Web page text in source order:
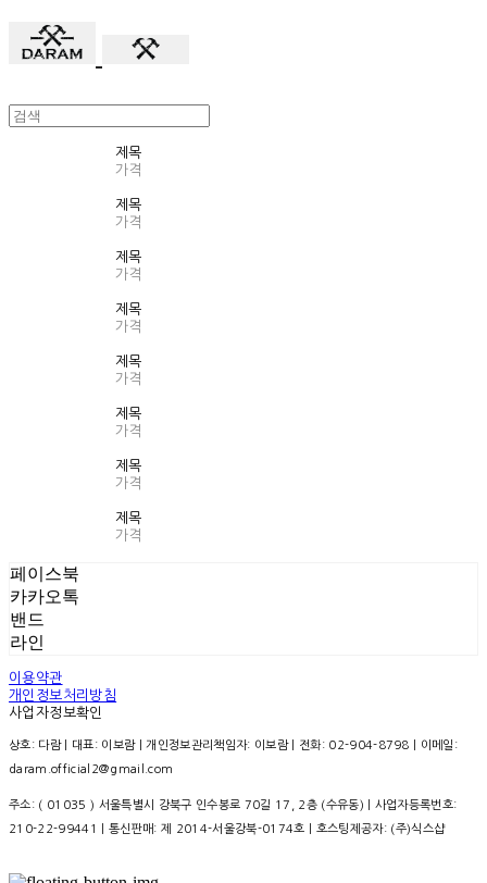
제목
가격
제목
가격
제목
가격
제목
가격
제목
가격
제목
가격
제목
가격
제목
가격
페이스북
카카오톡
밴드
라인
이용약관
개인정보처리방침
사업자정보확인
상호: 다람 | 대표: 이보람 | 개인정보관리책임자: 이보람 | 전화: 02-904-8798 | 이메일:
daram.official2@gmail.com
주소: ( 01035 ) 서울특별시 강북구 인수봉로 70길 17, 2층 (수유동) | 사업자등록번호:
210-22-99441
| 통신판매: 제 2014-서울강북-0174호 | 호스팅제공자: (주)식스샵